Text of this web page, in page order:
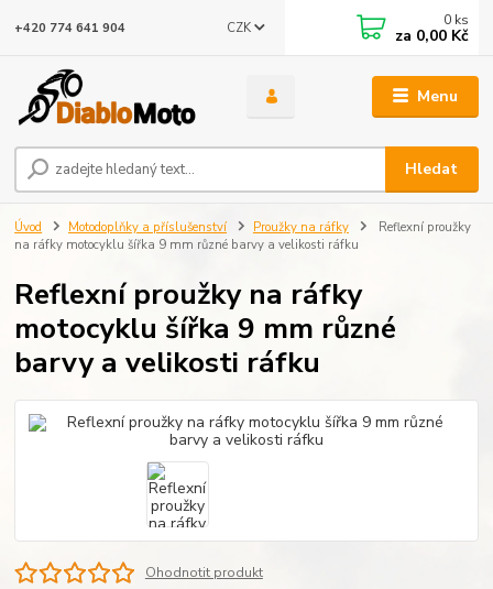
Menu
CZK
Hledat
+420 774 641 904 0 ks
za 0,00 Kč
Úvod Motodoplňky a příslušenství Proužky na ráfky
Reflexní proužky
na ráfky motocyklu šířka 9 mm různé barvy a velikosti ráfku
Reflexní proužky na ráfky
motocyklu šířka 9 mm různé
barvy a velikosti ráfku
Ohodnotit produkt